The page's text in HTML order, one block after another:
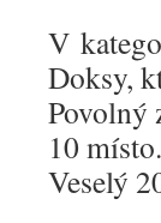
V
Doksy,
Povolný
10
Veselý